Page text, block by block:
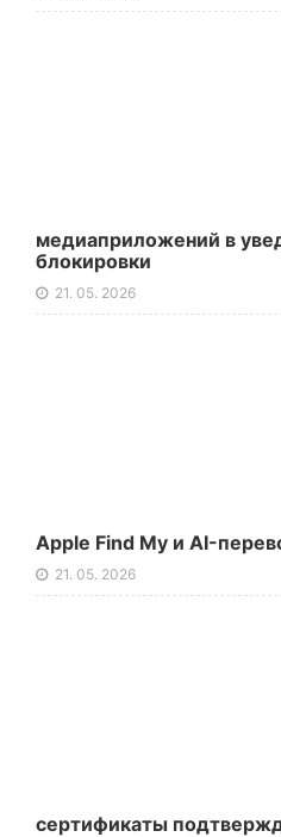
медиаприложений в
блокировки
21. 05. 2026
Apple Find My и AI-
21. 05. 2026
сертификаты